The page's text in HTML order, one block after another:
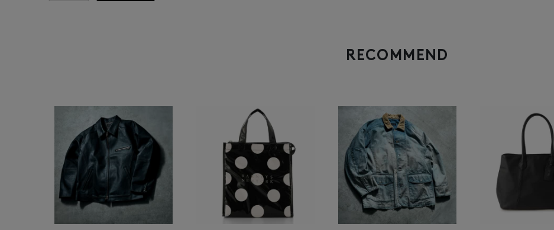
ASAUCE MELER
ATHLETICS FTWR
ATTO VANNUCCI
FIRENZE
AURALEE
RECOMMEND